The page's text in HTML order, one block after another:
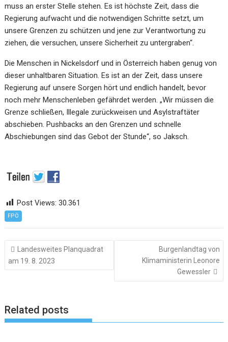
muss an erster Stelle stehen. Es isthöchste Zeit, dass die
Regierung aufwacht und die notwendigen Schritte setzt, um
unsere Grenzen zuschützen und jene zur Verantwortung zu
ziehen, die versuchen, unsere Sicherheit zu untergraben“.
Die Menschen in Nickelsdorf und in Österreich haben genug von
dieser unhaltbaren Situation. Es ist ander Zeit, dass unsere
Regierung auf unsere Sorgen hört und endlich handelt, bevor
noch mehr Menschenleben gefährdet werden. „Wir müssen die
Grenze schließen, Illegale zurückweisen undAsylstraftäter
abschieben. Pushbacks an den Grenzen und schnelle
Abschiebungen sind das Gebot derStunde“, so Jaksch.
Post Views: 30.361
FPÖ
Beitragsnavigation
Landesweites Planquadrat
am 19. 8. 2023
Burgenlandtag von
Klimaministerin Leonore
Gewessler
Related posts